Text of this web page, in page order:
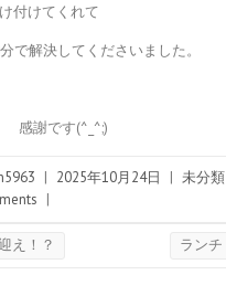
付けてくれて
で解決してくださいました。
謝です(^_^;)
| 2025年10月24日 | 未分類
|
え！？ ランチ